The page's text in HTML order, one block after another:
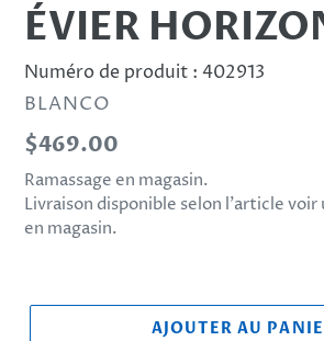
ÉVIER
Numéro de produit : 402913
DISTRIBUTEUR
BLANCO
Prix
normal
$469.00
Ramassage en magasin.
Livraison disponible selon l’article
en magasin.
AJOUTER AU